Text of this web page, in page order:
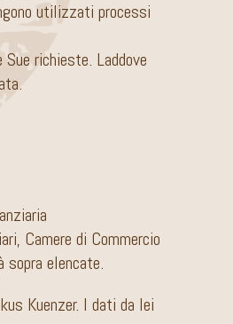
utilizzati processi
richieste. Laddove
Camere di Commercio
elencate.
Kuenzer. I dati da lei